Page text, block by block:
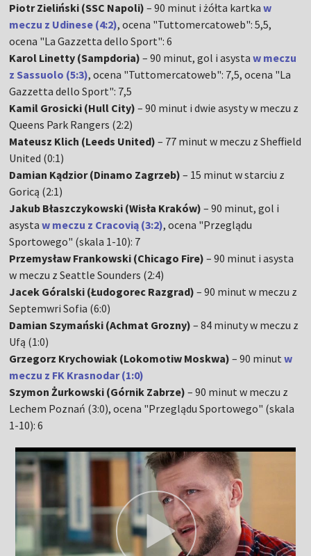
Piotr Zieliński (SSC Napoli) – 90 minut i żółta kartkaw
meczu z Udinese (4:2), ocena "Tuttomercatoweb": 5,5,
ocena "La Gazzetta dello Sport": 6
Karol Linetty (Sampdoria) – 90 minut, gol i asystaw meczu
z Sassuolo (5:3), ocena "Tuttomercatoweb": 7,5, ocena "La
Gazzetta dello Sport": 7,5
Kamil Grosicki (Hull City) – 90 minut i dwie asysty w meczu z
Queens Park Rangers (2:2)
Mateusz Klich (Leeds United) – 77 minut w meczu z Sheffield
United (0:1)
Damian Kądzior (Dinamo Zagrzeb) – 15 minut w starciu z
Goricą (2:1)
Jakub Błaszczykowski (Wisła Kraków) – 90 minut, gol i
asystaw meczu z Cracovią (3:2), ocena "Przeglądu
Sportowego" (skala 1-10): 7
Przemysław Frankowski (Chicago Fire) – 90 minut i asysta
w meczu z Seattle Sounders (2:4)
Jacek Góralski (Łudogorec Razgrad) – 90 minut w meczu z
Septemwri Sofia (6:0)
Damian Szymański (Achmat Grozny) – 84 minuty w meczu z
Ufą (1:0)
Grzegorz Krychowiak (Lokomotiw Moskwa) – 90 minutw
meczu z FK Krasnodar (1:0)
Szymon Żurkowski (Górnik Zabrze) – 90 minut w meczu z
Lechem Poznań (3:0), ocena "Przeglądu Sportowego" (skala
1-10): 6